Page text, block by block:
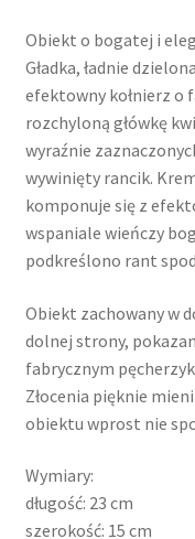
Obiekt o bogatej i
Gładka, ładnie
efektowny kołnierz o
rozchyloną główkę
wyraźnie
wywinięty rancik.
komponuje się z
wspaniale wieńczy
podkreślono rant
Obiekt zachowany w
dolnej strony,
fabrycznym
Złocenia pięknie
obiektu wprost nie
Wymiary:
długość: 23 cm
szerokość: 15 cm